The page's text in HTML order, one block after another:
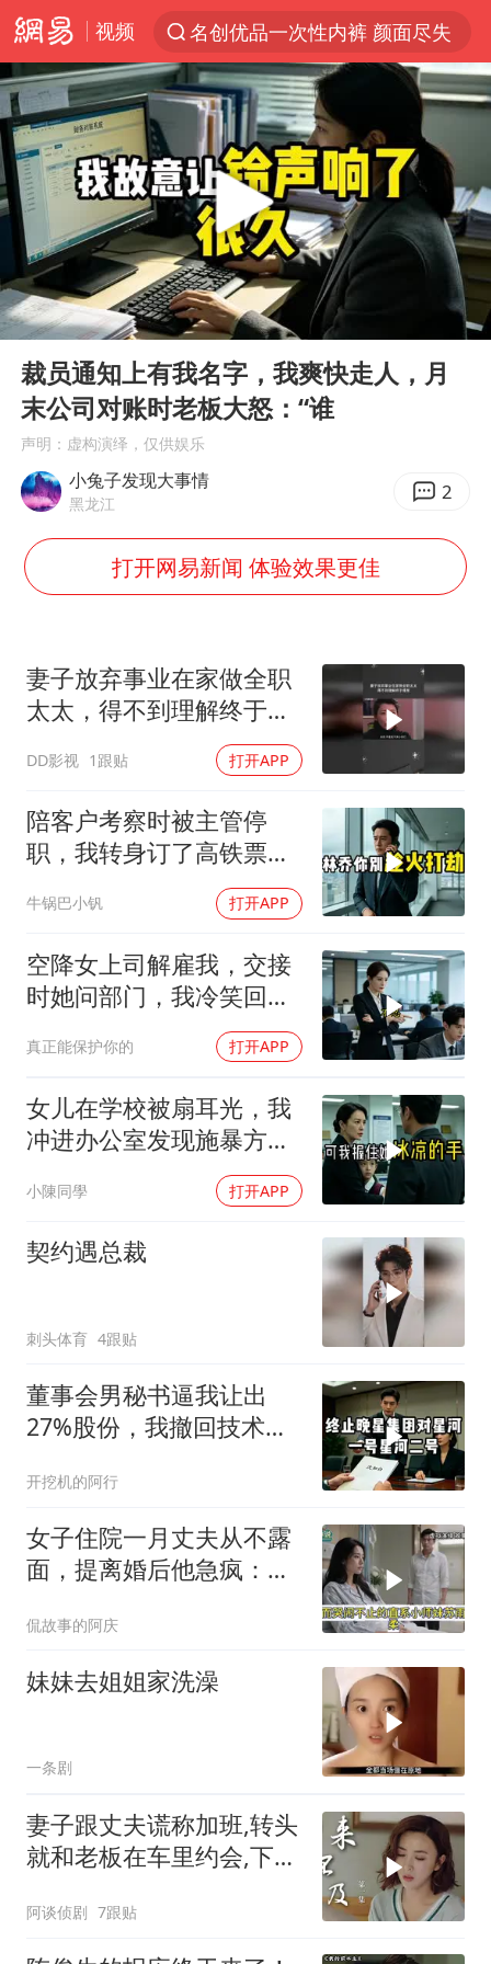
视频
名创优品一次性内裤 颜面尽失
解锁各地夏日限定体验
视频丨中国东方电气集团原党组副书记、董事宋致远被查
台风白海豚闭眼浙江上海处于危险半圆
香港宏福苑火灾或由烟头引起
网约车司机充电时猝死保险拒赔
白海豚将正面袭击贯穿浙江
周末打虎 宋致远被查
刘浩存百花奖开幕式红裙起舞
郑丽文：台湾从来没有“独立”过
万岁山接盘烂尾恒大文旅城
泰国初中生饮弹自尽前开了26枪
店主称换“青海拉面”招牌后生意更好
女儿为争财产堵门阻挠父亲出殡
Kimi K3也失控了
习近平心系体育强国建设
Play
00:00
裁员通知上有我名字，我爽快走人，月
末公司对账时老板大怒：“谁
声明：虚构演绎，仅供娱乐
小兔子发现大事情
黑龙江 2
打开网易新闻 体验效果更佳
妻子放弃事业在家做全职
太太，得不到理解终于爆
DD影视 1跟贴 打开APP
陪客户考察时被主管停
职，我转身订了高铁票。
2小时后总监急疯了：12
亿合同没你根本签不了
牛锅巴小钒 打开APP
空降女上司解雇我，交接
时她问部门，我冷笑回
真正能保护你的 打开APP
女儿在学校被扇耳光，我
冲进办公室发现施暴方竟
是我前夫，我把书包递给
女儿：现在打回去
小陳同學 打开APP
契约遇总裁
刺头体育 4跟贴
董事会男秘书逼我让出
27%股份，我撤回技术
崩溃
开挖机的阿行
女子住院一月丈夫从不露
面，提离婚后他急疯：想
侃故事的阿庆
妹妹去姐姐家洗澡
一条剧
妻子跟丈夫谎称加班,转头
就和老板在车里约会,下秒
阿谈侦剧 7跟贴